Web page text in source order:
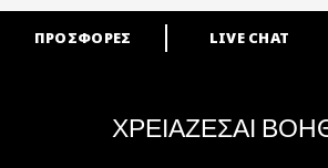
ARE YOU A M·A·C LOVER?
ΠΡΟΣΦΟΡΕΣ LIVE CHAT
ΧΡΕΙΑΖΕΣΑΙ